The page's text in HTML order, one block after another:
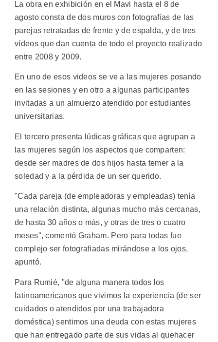
La obra en exhibición en el Mavi hasta el 8 de
agosto consta de dos muros con fotografías de las
parejas retratadas de frente y de espalda, y de tres
vídeos que dan cuenta de todo el proyecto realizado
entre 2008 y 2009.
En uno de esos videos se ve a las mujeres posando
en las sesiones y en otro a algunas participantes
invitadas a un almuerzo atendido por estudiantes
universitarias.
El tercero presenta lúdicas gráficas que agrupan a
las mujeres según los aspectos que comparten:
desde ser madres de dos hijos hasta temer a la
soledad y a la pérdida de un ser querido.
"Cada pareja (de empleadoras y empleadas) tenía
una relación distinta, algunas mucho más cercanas,
de hasta 30 años o más, y otras de tres o cuatro
meses", comentó Graham. Pero para todas fue
complejo ser fotografiadas mirándose a los ojos,
apuntó.
Para Rumié, "de alguna manera todos los
latinoamericanos que vivimos la experiencia (de ser
cuidados o atendidos por una trabajadora
doméstica) sentimos una deuda con estas mujeres
que han entregado parte de sus vidas al quehacer